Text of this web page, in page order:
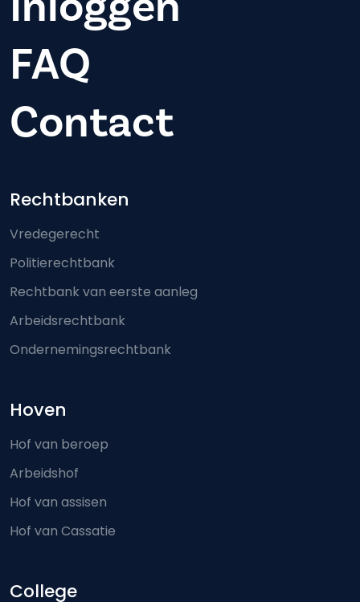
FAQ
Contact
Footer-menu
Rechtbanken
Vredegerecht
Politierechtbank
Rechtbank van eerste aanleg
Arbeidsrechtbank
Ondernemingsrechtbank
Hoven
Hof van beroep
Arbeidshof
Hof van assisen
Hof van Cassatie
College